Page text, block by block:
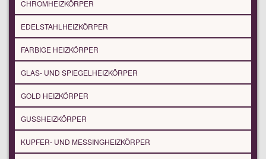
CHROMHEIZKÖRPER
EDELSTAHLHEIZKÖRPER
FARBIGE HEIZKÖRPER
GLAS- UND SPIEGELHEIZKÖRPER
GOLD HEIZKÖRPER
GUSSHEIZKÖRPER
KUPFER- UND MESSINGHEIZKÖRPER